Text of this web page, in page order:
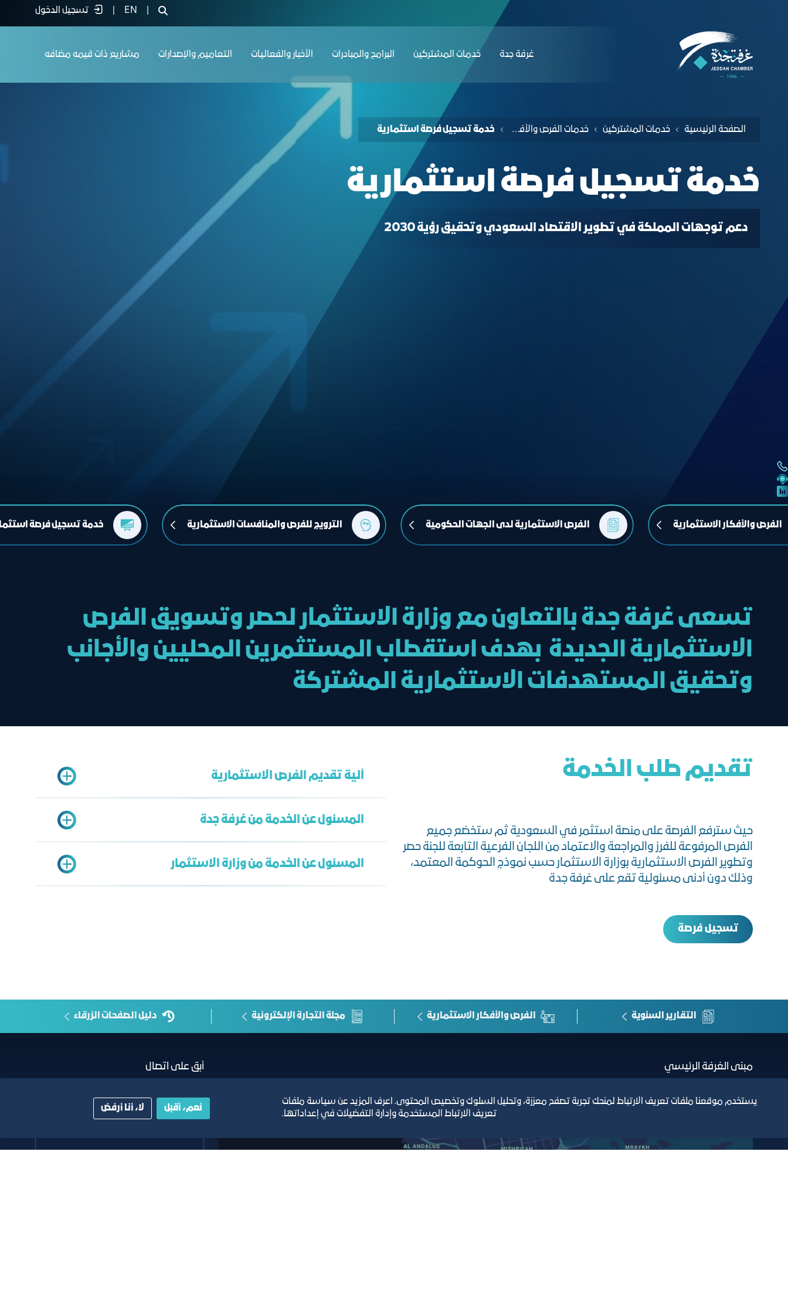
EN تسجيل الدخول
ﻏﺮﻓﺔ ﺟﺪة ﺧﺪﻣﺎت المشتركين البرامج والمبادرات الأخبار والفعاليات التعاميم والإصدارات مشاريع ذات قيمه مضافه
الصفحة الرئيسية خدمات المشتركين خدمات الفرص والأفكار الاستثمارية خدمة تسجيل فرصة استثمارية
خدمة تسجيل فرصة استثمارية
دعم توجهات المملكة في تطوير الاقتصاد السعودي وتحقيق رؤية 2030
الفرص والأفكار الاستثمارية الفرص الاستثمارية لدى الجهات الحكومية الترويج للفرص والمنافسات الاستثمارية خدمة تسجيل فرصة
تسعى غرفة جدة بالتعاون مع وزارة الاستثمار لحصر وتسويق الفرص
الاستثمارية الجديدة بهدف استقطاب المستثمرين المحليين والأجانب
وتحقيق المستهدفات الاستثمارية المشتركة
تقديم طلب الخدمة
حيث سترفع الفرصة على منصة استثمر في السعودية ثم ستخضع جميع
الفرص المرفوعة للفرز والمراجعة والاعتماد من اللجان الفرعية التابعة للجنة حصر
وتطوير الفرص الاستثمارية بوزارة الاستثمار حسب نموذج الحوكمة المعتمد،
وذلك دون أدنى مسئولية تقع على غرفة جدة
تسجيل فرصة
آلية تقديم الفرص الاستثمارية
المسئول عن الخدمة من غرفة جدة
المسئول عن الخدمة من وزارة الاستثمار
التقارير السنوية الفرص والأفكار الاستثمارية مجلة التجارة الإلكترونية دليل الصفحات الزرقاء
مبنى الغرفة الرئيسي أبق على اتصال
خدمة العملاء
٩٢٠٠٢٤٢٠٠
يستخدم موقعنا ملفات تعريف الارتباط لمنحك تجربة تصفح معززة، وتحليل السلوك وتخصيص المحتوى. اعرف المزيد عن سياسة ملفات
تعريف الارتباط المستخدمة وإدارة التفضيلات في إعداداتها.
نعم، أقبل لا، أنا أرفض